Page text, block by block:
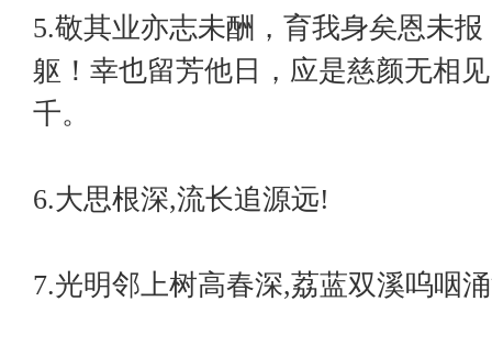
5.敬其业亦志未酬，育我身矣恩未
躯！幸也留芳他日，应是慈颜无相
千。
6.大思根深,流长追源远!
7.光明邻上树高春深,荔蓝双溪呜咽